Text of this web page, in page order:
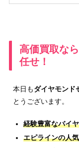
高価買取な
任せ！
本日もダイヤモンド
とうございます。
経験豊富なバイ
エピラインの人